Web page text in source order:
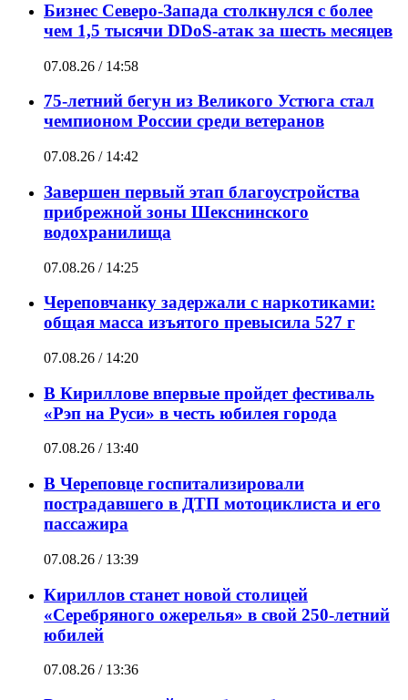
Бизнес Северо-Запада столкнулся с более
чем 1,5 тысячи DDoS-атак за шесть месяцев
07.08.26 / 14:58
75-летний бегун из Великого Устюга стал
чемпионом России среди ветеранов
07.08.26 / 14:42
Завершен первый этап благоустройства
прибрежной зоны Шекснинского
водохранилища
07.08.26 / 14:25
Череповчанку задержали с наркотиками:
общая масса изъятого превысила 527 г
07.08.26 / 14:20
В Кириллове впервые пройдет фестиваль
«Рэп на Руси» в честь юбилея города
07.08.26 / 13:40
В Череповце госпитализировали
пострадавшего в ДТП мотоциклиста и его
пассажира
07.08.26 / 13:39
Кириллов станет новой столицей
«Серебряного ожерелья» в свой 250-летний
юбилей
07.08.26 / 13:36